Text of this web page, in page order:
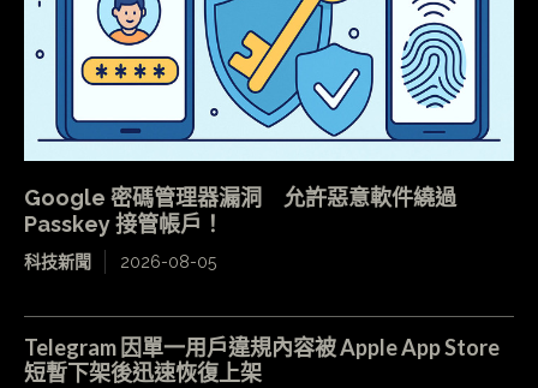
Google 密碼管理器漏洞 允許惡意軟件繞過
Passkey 接管帳戶！
科技新聞 2026-08-05
Telegram 因單一用戶違規內容被 Apple App Store
短暫下架後迅速恢復上架